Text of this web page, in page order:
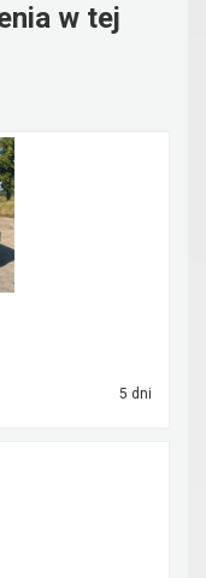
w tej
5 dni